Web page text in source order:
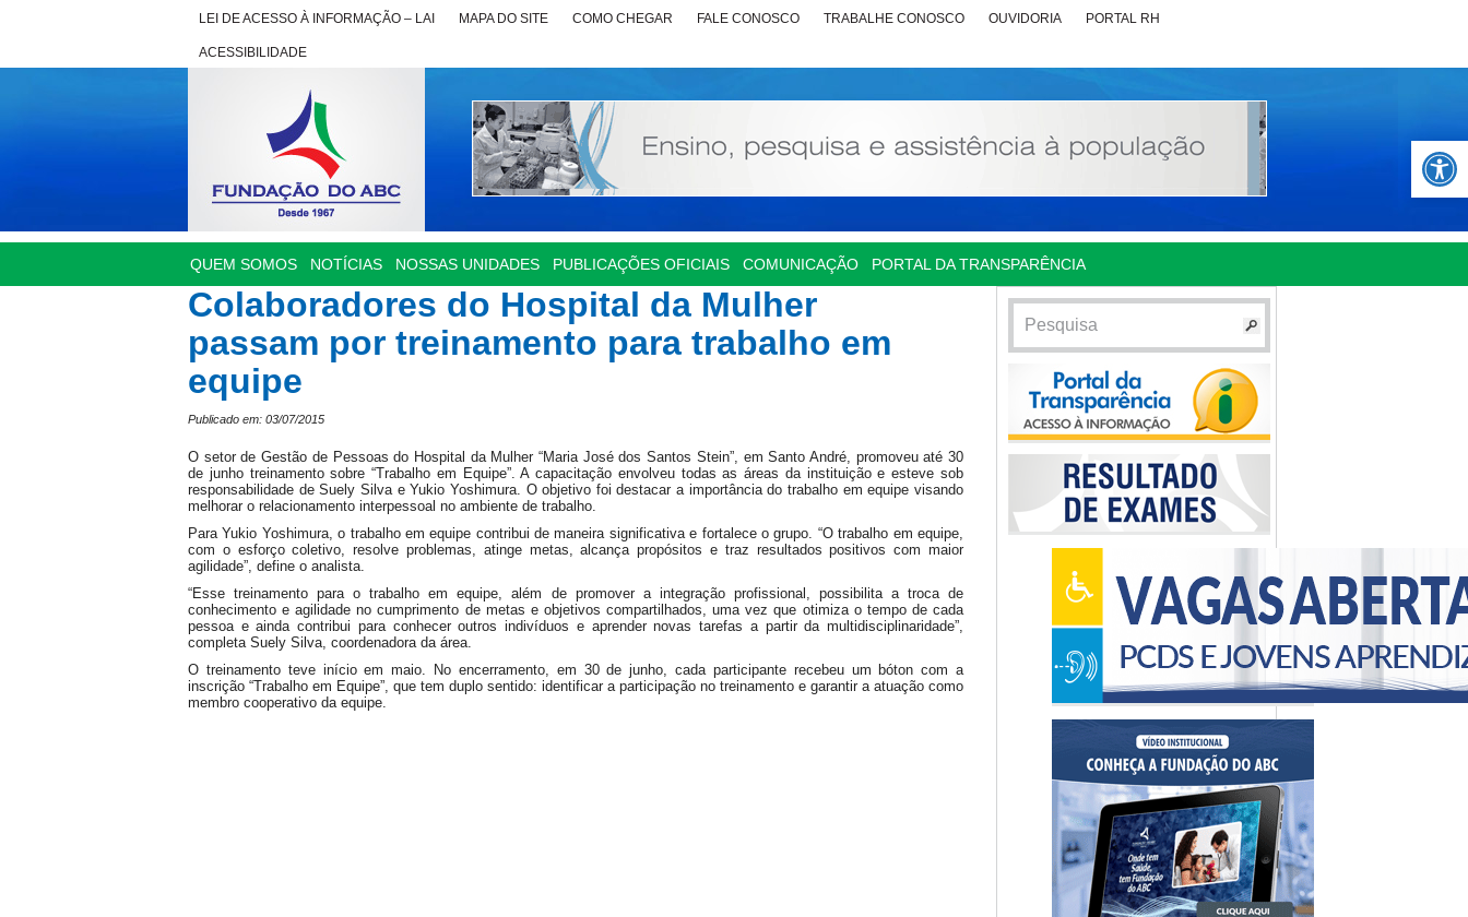
Abrir
LEI DE ACESSO À INFORMAÇÃO – LAI MAPA DO SITE COMO CHEGAR FALE CONOSCO TRABALHE CONOSCO OUVIDORIA PORTAL RH
ACESSIBILIDADE
QUEM SOMOS NOTÍCIAS NOSSAS UNIDADES PUBLICAÇÕES OFICIAIS COMUNICAÇÃO PORTAL DA TRANSPARÊNCIA
Colaboradores do Hospital da Mulher
passam por treinamento para trabalho em
equipe
Publicado em: 03/07/2015
O setor de Gestão de Pessoas do Hospital da Mulher “Maria José dos Santos Stein”, em Santo André, promoveu até 30
de junho treinamento sobre “Trabalho em Equipe”. A capacitação envolveu todas as áreas da instituição e esteve sob
responsabilidade de Suely Silva e Yukio Yoshimura. O objetivo foi destacar a importância do trabalho em equipe visando
melhorar o relacionamento interpessoal no ambiente de trabalho.
Para Yukio Yoshimura, o trabalho em equipe contribui de maneira significativa e fortalece o grupo. “O trabalho em equipe,
com o esforço coletivo, resolve problemas, atinge metas, alcança propósitos e traz resultados positivos com maior
agilidade”, define o analista.
“Esse treinamento para o trabalho em equipe, além de promover a integração profissional, possibilita a troca de
conhecimento e agilidade no cumprimento de metas e objetivos compartilhados, uma vez que otimiza o tempo de cada
pessoa e ainda contribui para conhecer outros indivíduos e aprender novas tarefas a partir da multidisciplinaridade”,
completa Suely Silva, coordenadora da área.
O treinamento teve início em maio. No encerramento, em 30 de junho, cada participante recebeu um bóton com a
inscrição “Trabalho em Equipe”, que tem duplo sentido: identificar a participação no treinamento e garantir a atuação como
membro cooperativo da equipe.